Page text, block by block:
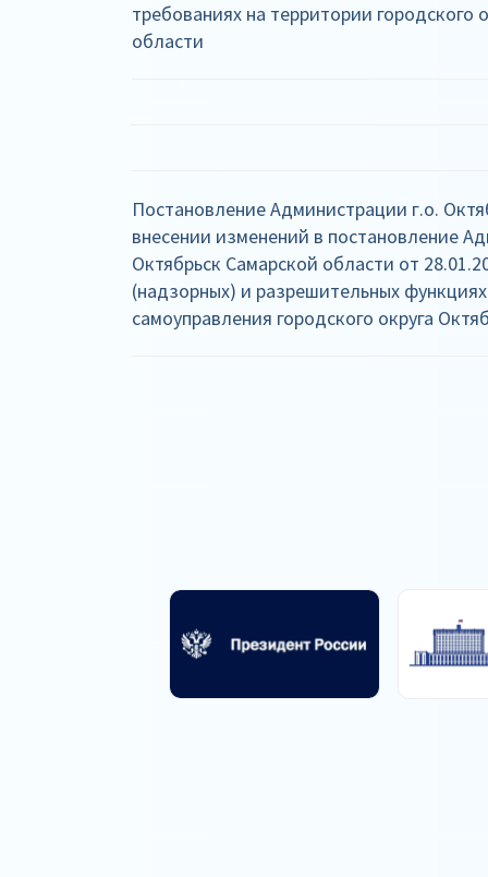
требованиях на территории городского
области
Постановление Администрации г.о.
внесении изменений в постановление
Октябрьск Самарской области от
(надзорных) и разрешительных
самоуправления городского округа